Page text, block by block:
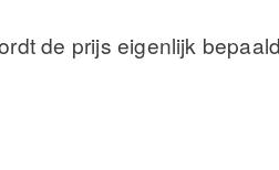
de prijs eigenlijk